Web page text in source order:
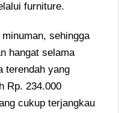
furniture.
sehingga
hangat selama
terendah yang
Rp. 234.000
cukup terjangkau